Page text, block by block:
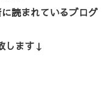
読まれているブログ
します↓